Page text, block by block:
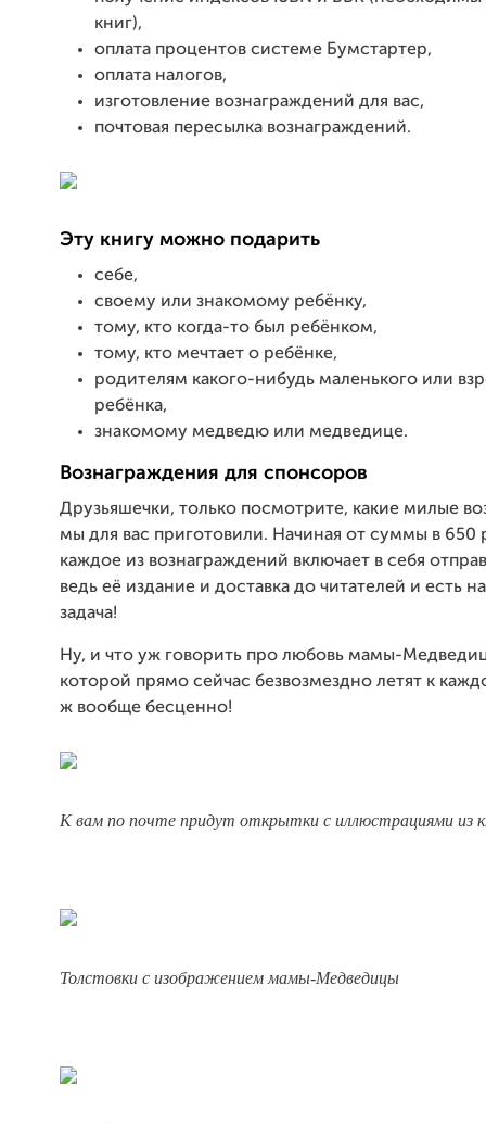
книг),
оплата процентов системе Бумстартер,
оплата налогов,
изготовление вознаграждений для вас,
почтовая пересылка вознаграждений.
Эту книгу можно подарить
себе,
своему или знакомому ребёнку,
тому, кто когда-то был ребёнком,
тому, кто мечтает о ребёнке,
родителям какого-нибудь маленького или
ребёнка,
знакомому медведю или медведице.
Вознаграждения для спонсоров
Друзьяшечки, только посмотрите, какие милые
мы для вас приготовили. Начиная от суммы в 650
каждое из вознаграждений включает в себя
ведь её издание и доставка до читателей и есть
задача!
Ну, и что уж говорить про любовь мамы-
которой прямо сейчас безвозмездно летят к
ж вообще бесценно!
К вам по почте придут открытки с иллюстрациями из
Толстовки с изображением мамы-Медведицы